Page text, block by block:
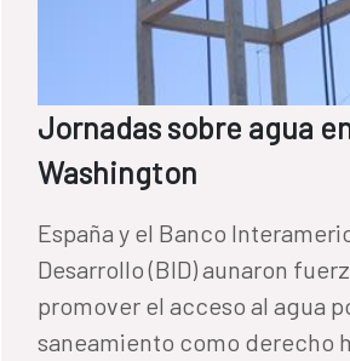
Jornadas sobre agua
Washington
España y el Banco
Desarrollo (BID) aunaron
promover el acceso al agua
saneamiento como derecho